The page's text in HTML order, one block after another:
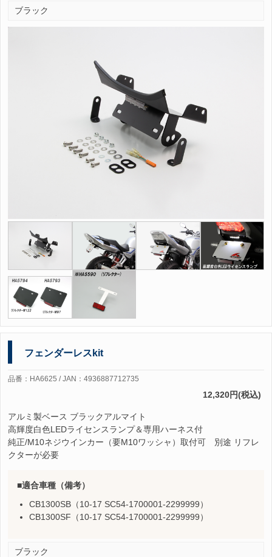
ブラック
フェンダーレスkit
品番：HA6625 / JAN：4936887712735
12,320円(税込)
アルミ製ベース ブラックアルマイト
高輝度白色LEDライセンスランプ＆専用ハーネス付
純正/M10ネジウインカー（要M10ワッシャ）取付可 別途 リフレ
クターが必要
適合車種（備考）
CB1300SB（10-17 SC54-1700001-2299999）
CB1300SF（10-17 SC54-1700001-2299999）
ブラック